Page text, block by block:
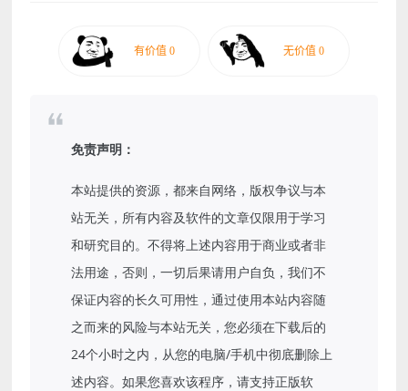
免责声明：
本站提供的资源，都来自网络，版权争议与本
站无关，所有内容及软件的文章仅限用于学习
和研究目的。不得将上述内容用于商业或者非
法用途，否则，一切后果请用户自负，我们不
保证内容的长久可用性，通过使用本站内容随
之而来的风险与本站无关，您必须在下载后的
24个小时之内，从您的电脑/手机中彻底删除上
述内容。如果您喜欢该程序，请支持正版软